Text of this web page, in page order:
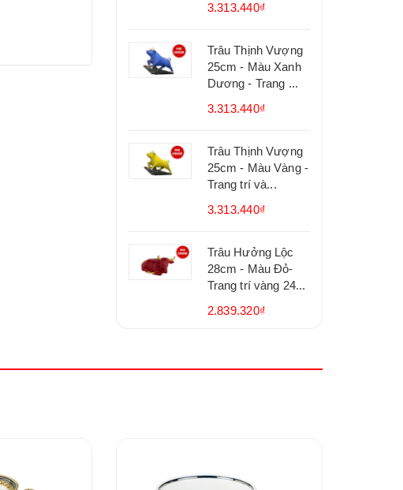
3.313.440₫
Trâu Thịnh Vượng
25cm - Màu Xanh
Dương - Trang ...
3.313.440₫
Trâu Thịnh Vượng
25cm - Màu Vàng -
Trang trí và...
3.313.440₫
Trâu Hưởng Lộc
28cm - Màu Đỏ-
Trang trí vàng 24...
2.839.320₫